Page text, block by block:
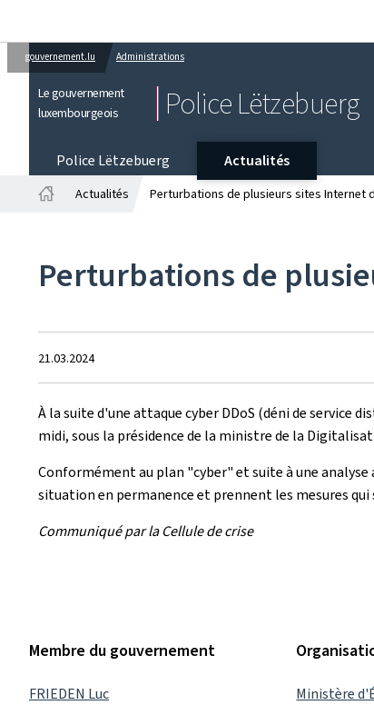
gouvernement.lu Administrations
Le gouvernement
luxembourgeois
Police Lëtzebuerg
Police Lëtzebuerg
Actualités
Actualités Perturbations de plusieurs sites Internet
Perturbations de
Crée
le
21.03.2024
À la suite d'une attaque cyber DDoS (déni de service
midi, sous la présidence de la ministre de la
Conformément au plan "cyber" et suite à une
situation en permanence et prennent les mesures
Communiqué par la Cellule de crise
Membre du gouvernement
FRIEDEN Luc
Ministère